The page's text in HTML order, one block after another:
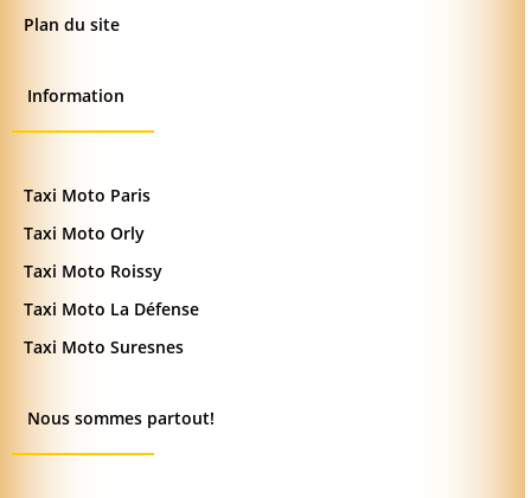
Plan du site
Information
Taxi Moto Paris
Taxi Moto Orly
Taxi Moto Roissy
Taxi Moto La Défense
Taxi Moto Suresnes
Nous sommes partout!